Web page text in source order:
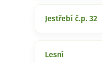
Jestřebí č.p. 32
Lesní